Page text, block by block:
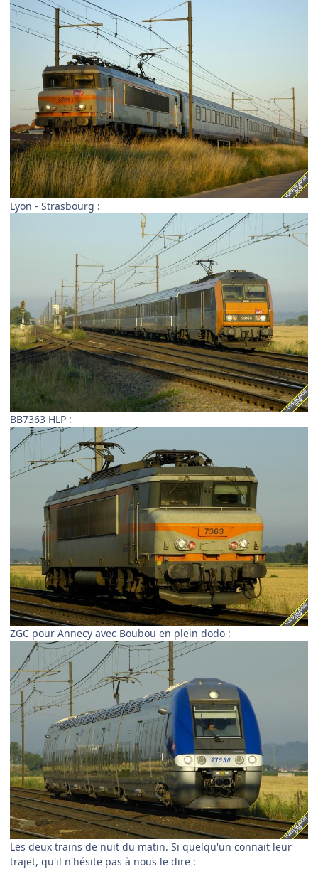
Lyon - Strasbourg :
BB7363 HLP :
ZGC pour Annecy avec Boubou en plein dodo :
Les deux trains de nuit du matin. Si quelqu'un connait leur
trajet, qu'il n'hésite pas à nous le dire :